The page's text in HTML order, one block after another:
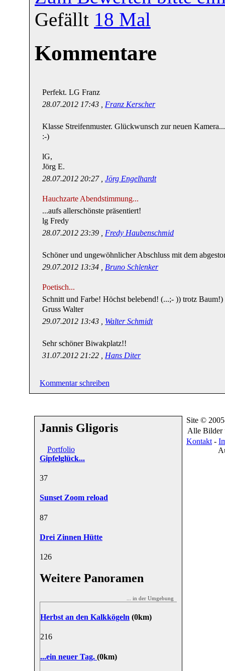
Gefällt 18 Mal
Kommentare
Perfekt. LG Franz
28.07.2012 17:43 , Franz Kerscher
Klasse Streifenmuster. Glückwunsch zur neuen
:-)
lG,
Jörg E.
28.07.2012 20:27 , Jörg Engelhardt
Hauchzarte Abendstimmung...
...aufs allerschönste präsentiert!
lg Fredy
28.07.2012 23:39 , Fredy Haubenschmid
Schöner und ungewöhnlicher Abschluss mit dem
29.07.2012 13:34 , Bruno Schlenker
Poetisch...
Schnitt und Farbe! Höchst belebend! (...;- )) trotz Baum!)
Gruss Walter
29.07.2012 13:43 , Walter Schmidt
Sehr schöner Biwakplatz!!
31.07.2012 21:22 , Hans Diter
Kommentar schreiben
Jannis Gligoris
Portfolio
Gipfelglück...
37
Sunset Zoom reload
87
Drei Zinnen Hütte
126
Weitere Panoramen
... in der Umgebung
Herbst an den Kalkkögeln (0km)
216
...ein neuer Tag. (0km)
Site ©
Alle Bilder
Kontakt -